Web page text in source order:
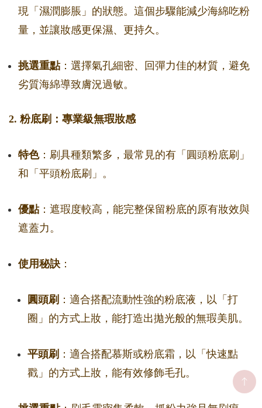
現「濕潤膨脹」的狀態。這個步驟能減少海綿吃粉
量，並讓妝感更保濕、更持久。
挑選重點：選擇氣孔細密、回彈力佳的材質，避免
劣質海綿導致膚況過敏。
2. 粉底刷：專業級無瑕妝感
特色：刷具種類繁多，最常見的有「圓頭粉底刷」
和「平頭粉底刷」。
優點：遮瑕度較高，能完整保留粉底的原有妝效與
遮蓋力。
使用秘訣 ：
圓頭刷 ：適合搭配流動性強的粉底液，以「打
圈」的方式上妝，能打造出拋光般的無瑕美肌。
平頭刷 ：適合搭配慕斯或粉底霜，以「快速點
戳」的方式上妝，能有效修飾毛孔。